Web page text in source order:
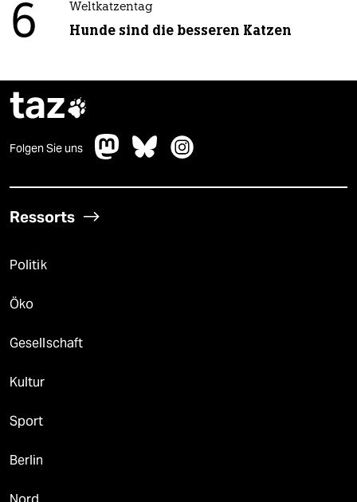
6 Weltkatzentag
Hunde sind die besseren Katzen
taz
Folgen Sie uns
Ressorts
Politik
Öko
Gesellschaft
Kultur
Sport
Berlin